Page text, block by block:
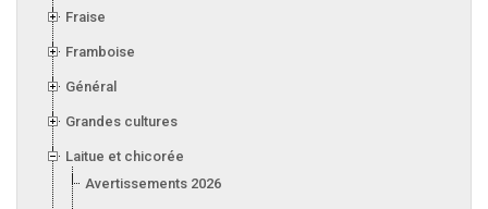
Fraise
Framboise
Général
Grandes cultures
Laitue et chicorée
Avertissements 2026